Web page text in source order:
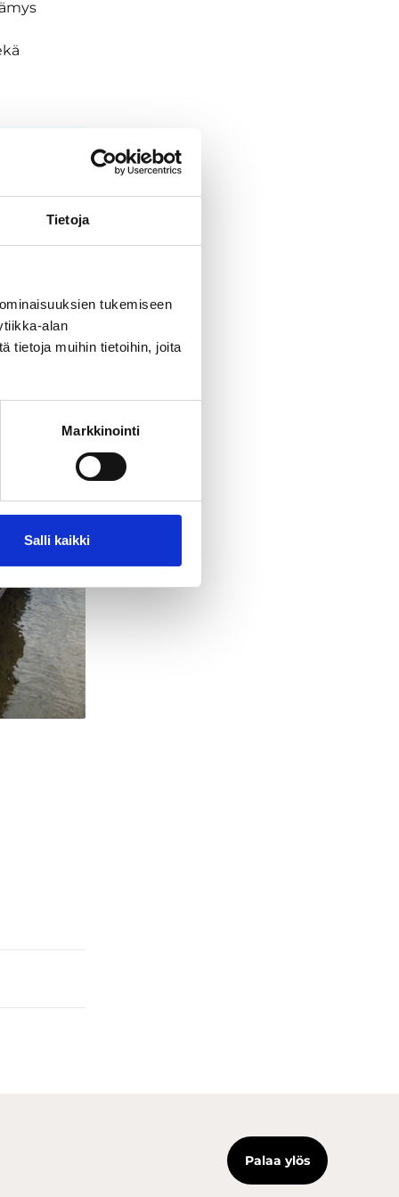
Tietoja
tukemiseen
alan
tietoja muihin tietoihin, joita
Markkinointi
Salli kaikki
Palaa ylös